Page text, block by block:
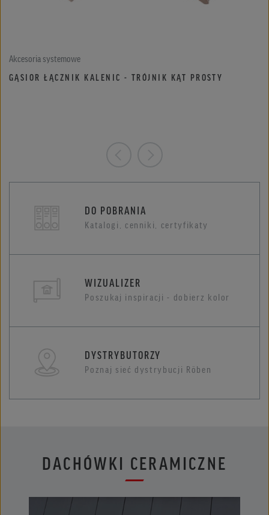
Akcesoria systemowe
GĄSIOR ŁĄCZNIK KALENIC - TRÓJNIK KĄT PROSTY
DO POBRANIA
Katalogi, cenniki, certyfikaty
WIZUALIZER
Poszukaj inspiracji - dobierz kolor
DYSTRYBUTORZY
Poznaj sieć dystrybucji Röben
DACHÓWKI CERAMICZNE